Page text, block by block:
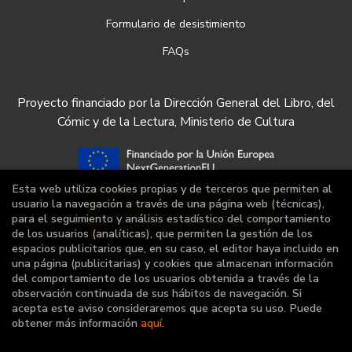
Formulario de desistimiento
FAQs
Proyecto financiado por la Dirección General del Libro, del
Cómic y de la Lectura, Ministerio de Cultura
Esta web utiliza cookies propias y de terceros que permiten al
usuario la navegación a través de una página web (técnicas),
para el seguimiento y análisis estadístico del comportamiento
de los usuarios (analíticas), que permiten la gestión de los
espacios publicitarios que, en su caso, el editor haya incluido en
una página (publicitarias) y cookies que almacenan información
del comportamiento de los usuarios obtenida a través de la
observación continuada de sus hábitos de navegación. Si
acepta este aviso consideraremos que acepta su uso. Puede
obtener más información aquí.